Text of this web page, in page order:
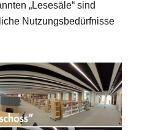
„Lesesäle“ sind
Nutzungsbedürfnisse